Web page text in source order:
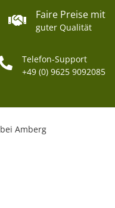
Faire Preise mit
guter Qualität
Telefon-Support
+49 (0) 9625 9092085
Amberg